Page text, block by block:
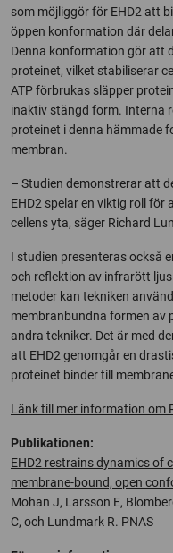
som möjliggör för EHD2 att
öppen konformation där
Denna konformation gör att
proteinet, vilket stabiliserar
ATP förbrukas släpper
inaktiv stängd form. Interna
proteinet i denna hämmade
membran.
– Studien demonstrerar att
EHD2 spelar en viktig roll för
cellens yta, säger Richard
I studien presenteras också
och reflektion av infrarött
metoder kan tekniken
membranbundna formen av
andra tekniker. Det är med
att EHD2 genomgår en
proteinet binder till
Länk till mer information om
Publikationen:
EHD2 restrains dynamics of
membrane-bound, open
Mohan J, Larsson E,
C, och Lundmark R. PNAS